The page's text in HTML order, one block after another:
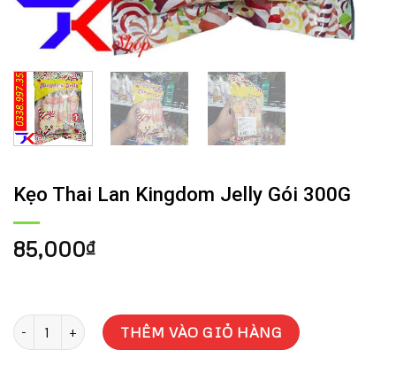
Kẹo Thai Lan Kingdom Jelly Gói 300G
85,000₫
Kẹo Thai Lan Kingdom Jelly Gói 300G số lượng
THÊM VÀO GIỎ HÀNG